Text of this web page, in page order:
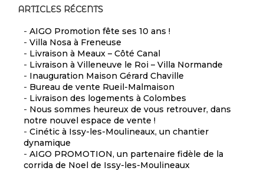
ARTICLES RÉCENTS
- AIGO Promotion fête ses 10 ans !
- Villa Nosa à Freneuse
- Livraison à Meaux – Côté Canal
- Livraison à Villeneuve le Roi – Villa Normande
- Inauguration Maison Gérard Chaville
- Bureau de vente Rueil-Malmaison
- Livraison des logements à Colombes
- Nous sommes heureux de vous retrouver, dans
notre nouvel espace de vente !
- Cinétic à Issy-les-Moulineaux, un chantier
dynamique
- AIGO PROMOTION, un partenaire fidèle de la
corrida de Noel de Issy-les-Moulineaux